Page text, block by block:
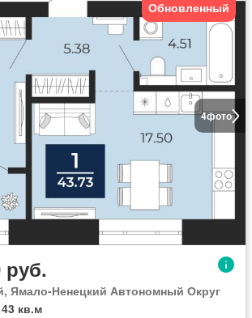
4фото
Обновленный
руб.
Ямало-Ненецкий Автономный Округ
43 кв.м